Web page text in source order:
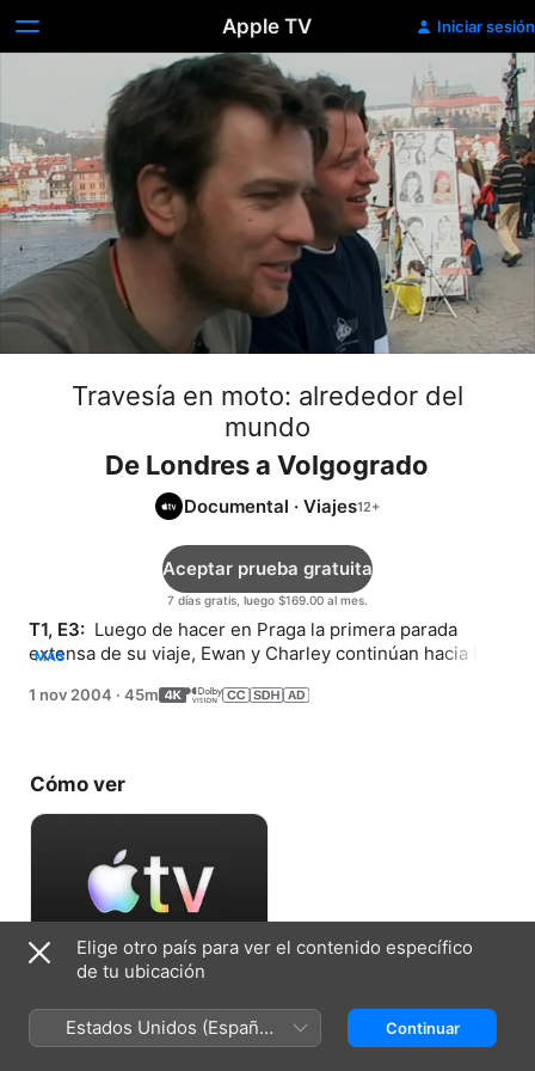
Apple TV Iniciar sesión
Travesía en moto: alrededor del
mundo
De Londres a Volgogrado
Documental ·Viajes
7 días gratis, luego $169.00 al mes.
Aceptar prueba gratuita
T1, E3: Luego de hacer en Praga la primera parada
extensa de su viaje, Ewan y Charley continúan hacia la
MÁS
1 nov 2004 · 45m
Cómo ver
7 días gratis, luego $169.00 al mes.
Elige otro país para ver el contenido específico
de tu ubicación
Estados Unidos (Español
México)
Continuar